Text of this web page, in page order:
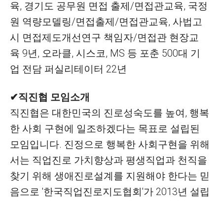
육, 경기도 공무원 면접 출제/면접관교육, 국정
원 역량모델링/면접출제/면접관교육, 사법고
시 면접제도개선연구 책임자/면접관 현장교
육 9년, 오라클, 시스코, MS 등 포춘 500대 기
업 전담 퍼실리테이터 22년
✔직진협 모임소개
직진협은 대한민국의 진로성숙도를 높여, 행복
한 사회 구현에 일조하겠다는 목표로 설립된
모임입니다. 진정으로 행복한 사회구현을 위해
서는 직업진로 가치향상과 평생직업과 천직을
찾기 위해 생애진로설계를 지원해야 한다는 믿
음으로 '한국직업진로지도협회'가 2013년 설립